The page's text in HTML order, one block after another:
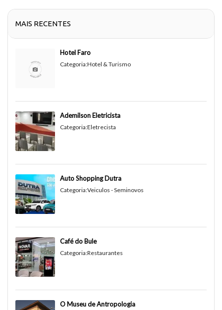
MAIS RECENTES
Hotel Faro
Categoria:Hotel & Turismo
Ademilson Eletricista
Categoria:Eletrecista
Auto Shopping Dutra
Categoria:Veiculos - Seminovos
Café do Bule
Categoria:Restaurantes
O Museu de Antropologia